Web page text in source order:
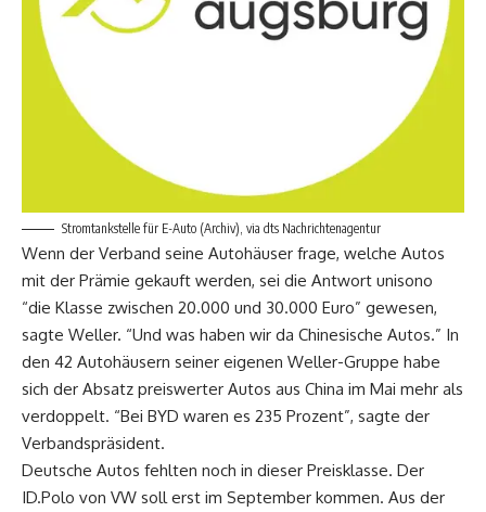
Stromtankstelle für E-Auto (Archiv), via dts Nachrichtenagentur
Wenn der Verband seine Autohäuser frage, welche Autos
mit der Prämie gekauft werden, sei die Antwort unisono
“die Klasse zwischen 20.000 und 30.000 Euro” gewesen,
sagte Weller. “Und was haben wir da Chinesische Autos.” In
den 42 Autohäusern seiner eigenen Weller-Gruppe habe
sich der Absatz preiswerter Autos aus China im Mai mehr als
verdoppelt. “Bei BYD waren es 235 Prozent”, sagte der
Verbandspräsident.
Deutsche Autos fehlten noch in dieser Preisklasse. Der
ID.Polo von VW soll erst im September kommen. Aus der